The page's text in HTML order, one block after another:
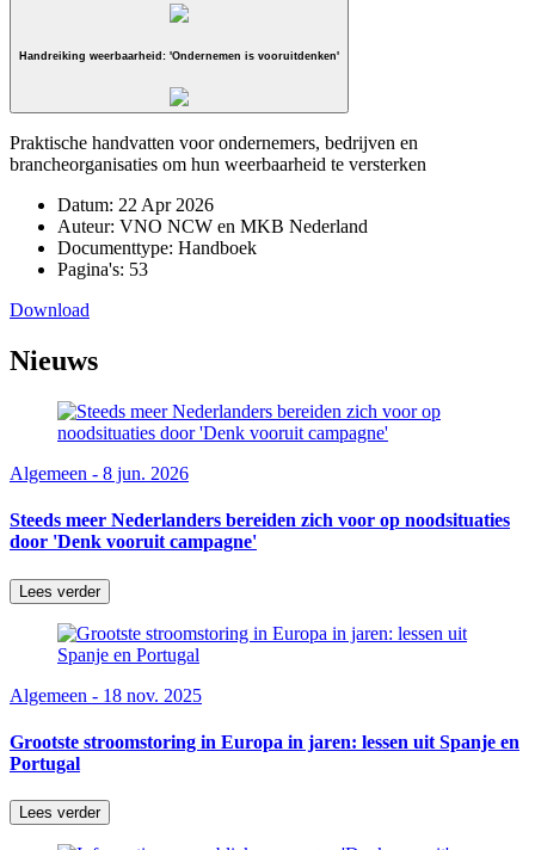
Handreiking weerbaarheid: 'Ondernemen is vooruitdenken'
Praktische handvatten voor ondernemers, bedrijven en
brancheorganisaties om hun weerbaarheid te versterken
Datum: 22 Apr 2026
Auteur: VNO NCW en MKB Nederland
Documenttype: Handboek
Pagina's: 53
Download
Nieuws
Algemeen - 8 jun. 2026
Steeds meer Nederlanders bereiden zich voor op noodsituaties
door 'Denk vooruit campagne'
Lees verder
Algemeen - 18 nov. 2025
Grootste stroomstoring in Europa in jaren: lessen uit Spanje en
Portugal
Lees verder